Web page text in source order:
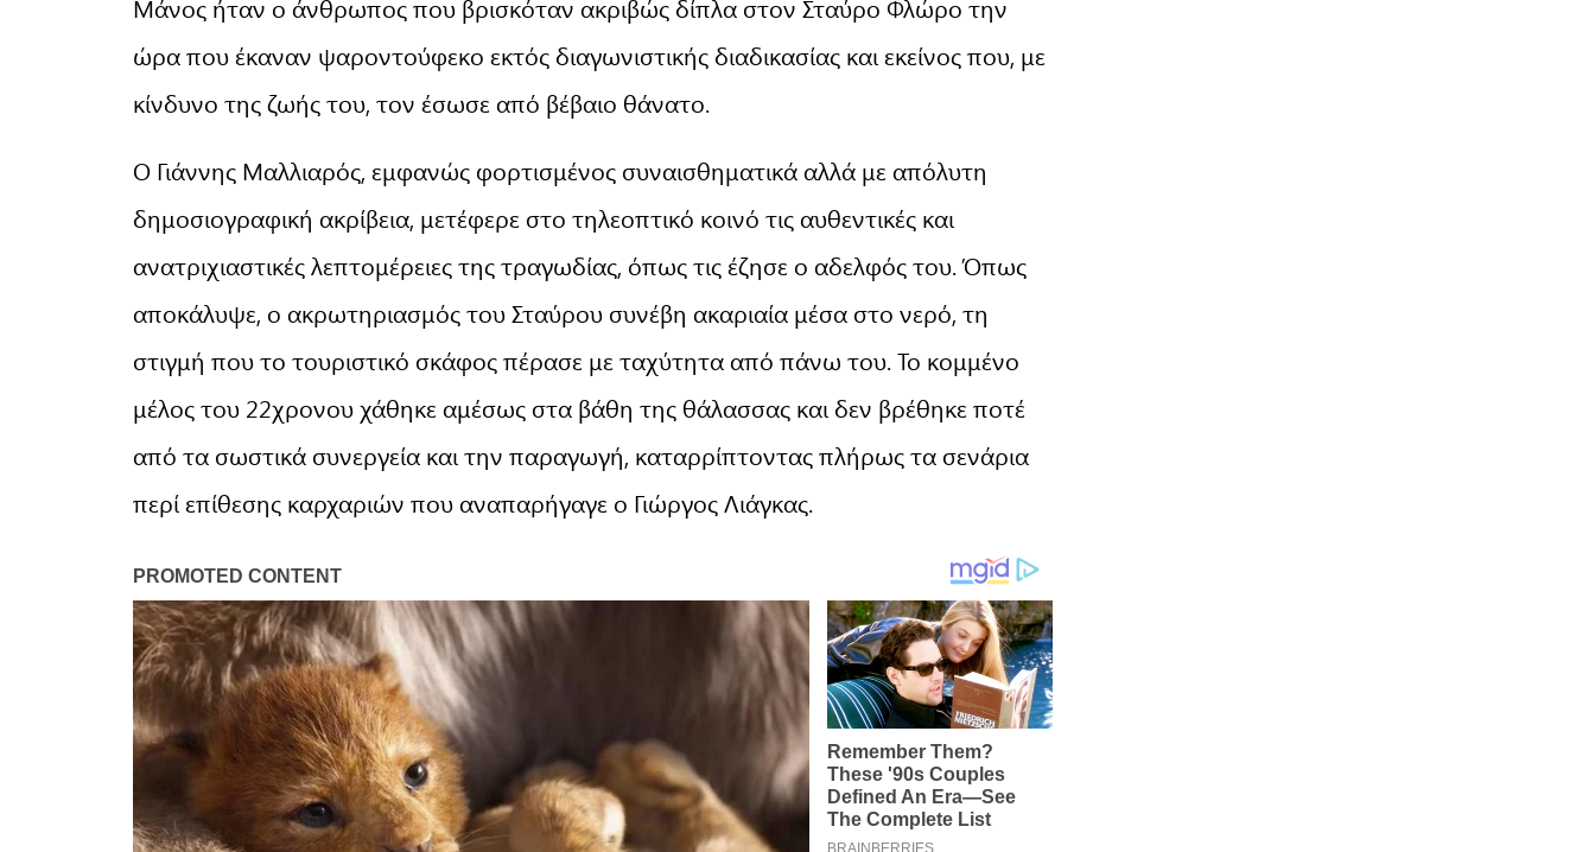
Μάνος ήταν ο άνθρωπος που βρισκόταν ακριβώς δίπλα στον Σταύρο Φλώρο την
ώρα που έκαναν ψαροντούφεκο εκτός διαγωνιστικής διαδικασίας και εκείνος που, με
κίνδυνο της ζωής του, τον έσωσε από βέβαιο θάνατο.
Ο Γιάννης Μαλλιαρός, εμφανώς φορτισμένος συναισθηματικά αλλά με απόλυτη
δημοσιογραφική ακρίβεια, μετέφερε στο τηλεοπτικό κοινό τις αυθεντικές και
ανατριχιαστικές λεπτομέρειες της τραγωδίας, όπως τις έζησε ο αδελφός του. Όπως
αποκάλυψε, ο ακρωτηριασμός του Σταύρου συνέβη ακαριαία μέσα στο νερό, τη
στιγμή που το τουριστικό σκάφος πέρασε με ταχύτητα από πάνω του. Το κομμένο
μέλος του 22χρονου χάθηκε αμέσως στα βάθη της θάλασσας και δεν βρέθηκε ποτέ
από τα σωστικά συνεργεία και την παραγωγή, καταρρίπτοντας πλήρως τα σενάρια
περί επίθεσης καρχαριών που αναπαρήγαγε ο Γιώργος Λιάγκας.